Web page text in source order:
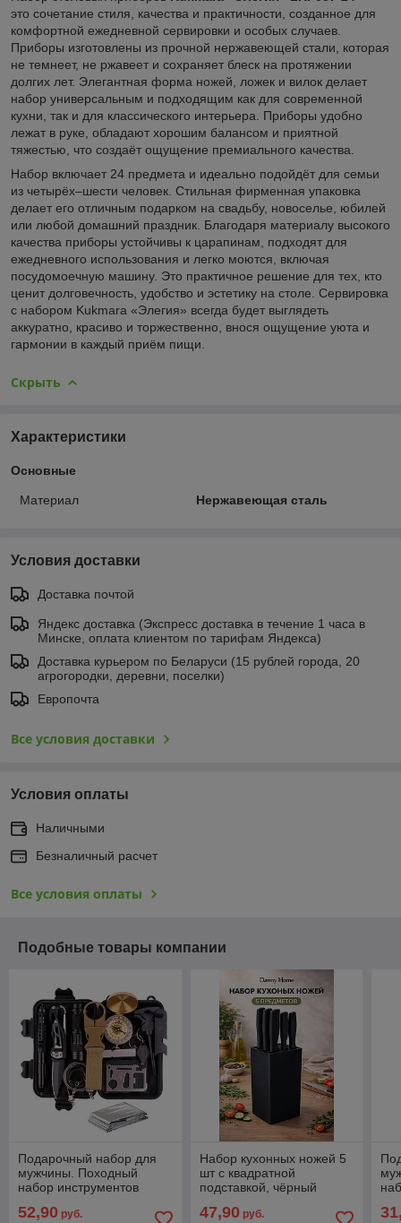
это сочетание стиля, качества и практичности, созданное для
комфортной ежедневной сервировки и особых случаев.
Приборы изготовлены из прочной нержавеющей стали, которая
не темнеет, не ржавеет и сохраняет блеск на протяжении
долгих лет. Элегантная форма ножей, ложек и вилок делает
набор универсальным и подходящим как для современной
кухни, так и для классического интерьера. Приборы удобно
лежат в руке, обладают хорошим балансом и приятной
тяжестью, что создаёт ощущение премиального качества.
Набор включает 24 предмета и идеально подойдёт для семьи
из четырёх–шести человек. Стильная фирменная упаковка
делает его отличным подарком на свадьбу, новоселье, юбилей
или любой домашний праздник. Благодаря материалу высокого
качества приборы устойчивы к царапинам, подходят для
ежедневного использования и легко моются, включая
посудомоечную машину. Это практичное решение для тех, кто
ценит долговечность, удобство и эстетику на столе. Сервировка
с набором Kukmara «Элегия» всегда будет выглядеть
аккуратно, красиво и торжественно, внося ощущение уюта и
гармонии в каждый приём пищи.
Скрыть
Характеристики
Основные
Материал Нержавеющая сталь
Условия доставки
Доставка почтой
Яндекс доставка (Экспресс доставка в течение 1 часа в
Минске, оплата клиентом по тарифам Яндекса)
Доставка курьером по Беларуси (15 рублей города, 20
агрогородки, деревни, поселки)
Европочта
Все условия доставки
Условия оплаты
Наличными
Безналичный расчет
Все условия оплаты
Подобные товары компании
Подарочный набор для
мужчины. Походный
набор инструментов
12 предметов
52,90 руб.
Набор кухонных ножей 5
шт с квадратной
подставкой, чёрный
47,90 руб.